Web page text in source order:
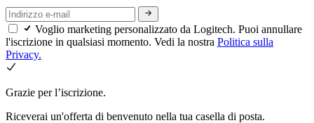
Voglio marketing personalizzato da Logitech. Puoi annullare
l'iscrizione in qualsiasi momento. Vedi la nostra Politica sulla
Privacy.
Grazie per l’iscrizione.
Riceverai un'offerta di benvenuto nella tua casella di posta.